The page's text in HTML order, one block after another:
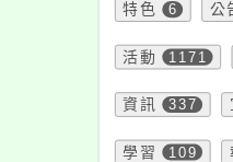
特色 6 公
活動 1171
資訊 337
學習 109